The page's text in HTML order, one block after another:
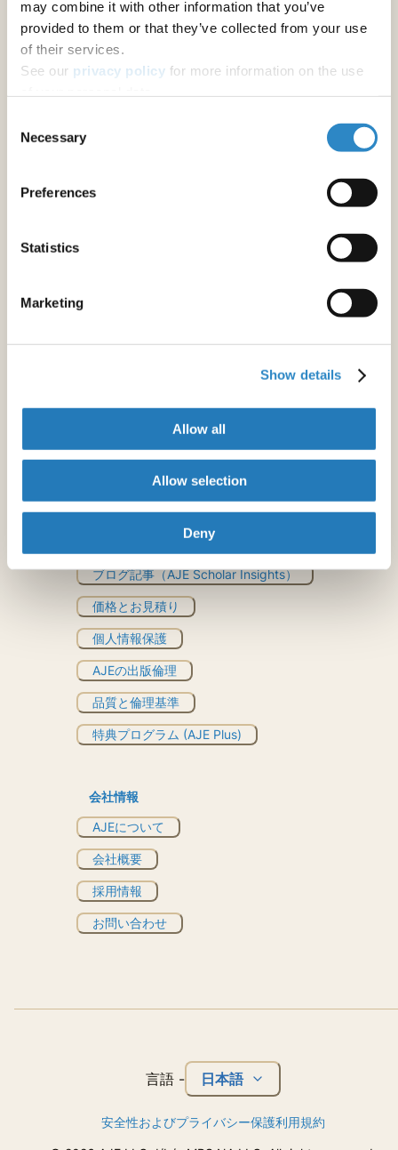
may combine it with other information that you’ve
provided to them or that they’ve collected from your use
of their services.
See our privacy policy for more information on the use
Selection
Necessary
Preferences
Statistics
Marketing
Show details
Allow all
Allow selection
Deny
その他の著者向けサービス
アブストラクトの校正
ブログ記事（AJE Scholar Insights）
価格とお見積り
個人情報保護
AJEの出版倫理
品質と倫理基準
特典プログラム (AJE Plus)
会社情報
AJEについて
会社概要
採用情報
お問い合わせ
安全性およびプライバシー保護利用規約
言語 - 日本語